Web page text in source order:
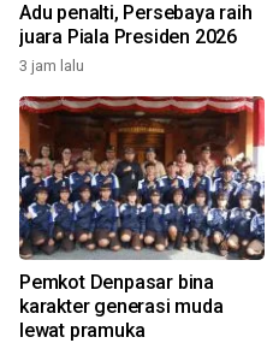
Adu penalti, Persebaya raih
juara Piala Presiden 2026
3 jam lalu
Pemkot Denpasar bina
karakter generasi muda
lewat pramuka